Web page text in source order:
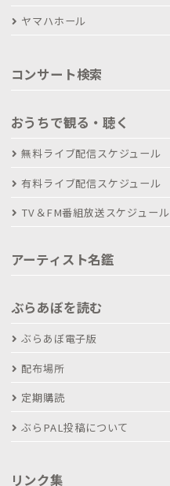
ヤマハホール
コンサート検索
おうちで観る・聴く
無料ライブ配信スケジュール
有料ライブ配信スケジュール
TV＆FM番組放送スケジュール
アーティスト名鑑
ぶらあぼを読む
ぶらあぼ電子版
配布場所
定期購読
ぶらPAL投稿について
リンク集